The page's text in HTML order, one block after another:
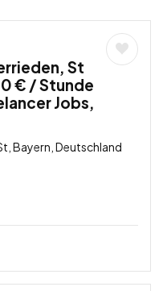
St
€ / Stunde
Jobs,
Bayern, Deutschland